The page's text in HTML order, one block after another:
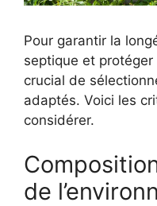
Pour garantir la
septique et protéger
crucial de
adaptés. Voici les
considérer.
de